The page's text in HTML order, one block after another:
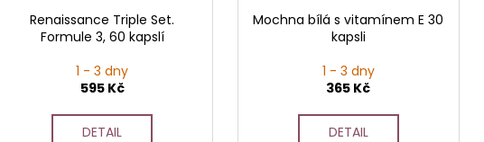
Renaissance Triple Set.
Formule 3, 60 kapslí
1 - 3 dny
595 Kč
DETAIL
Mochna bílá s vitamínem E 30
kapsli
1 - 3 dny
365 Kč
DETAIL